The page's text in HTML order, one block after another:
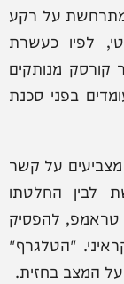
מתרחשת על רקע
לפיו כעשרת
קורסק מנותקים
בפני סכנת
על קשר
לבין החלטתו
טראמפ, להפסיק
"הטלגרף"
על המצב בחזית.